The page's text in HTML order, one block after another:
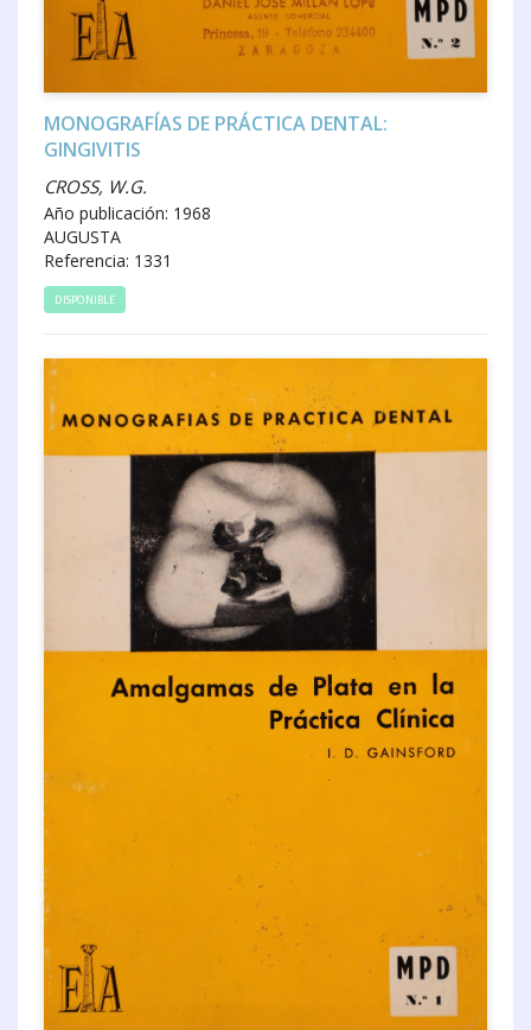
MONOGRAFÍAS DE PRÁCTICA DENTAL:
GINGIVITIS
CROSS, W.G.
Año publicación: 1968
AUGUSTA
Referencia: 1331
DISPONIBLE